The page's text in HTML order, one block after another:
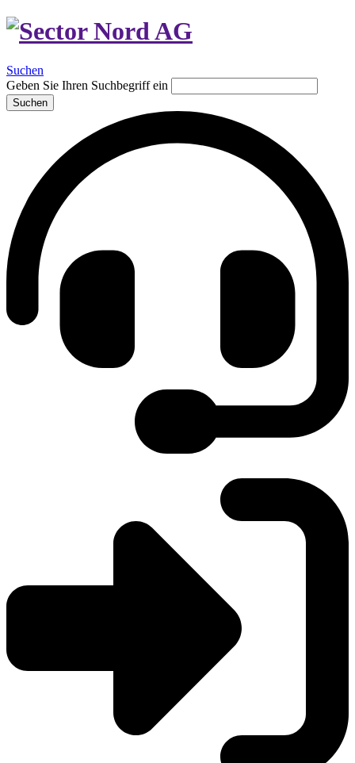
Suchen
Geben Sie Ihren Suchbegriff ein
Suchen